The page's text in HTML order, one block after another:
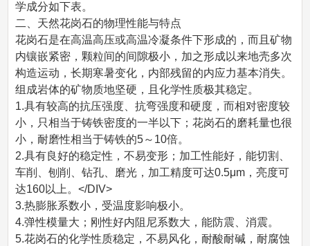
学成分如下表。
二、天然花岗石的物理性能与特点
花岗石是在高温高压或高温冷凝条件下形成的，而且矿物
内镶嵌紧密，颗粒间的间隙极小，加之形成以来地壳多次
构造运动，长期寒暑变化，内部残留的内应力基本消失。
组成岩体的矿物质地坚硬，且化学性质极其稳定。
1.具有较高的抗压强度、抗弯强度和硬度，而相对密度较
小，只相当于铸铁密度的一半以下；花岗石的磨耗量也很
小，耐磨性相当于铸铁的5～10倍。
2.具有良好的稳定性，不易变形；加工性能好，能切割、
车削、刨削、钻孔、磨光，加工精度可达0.5μm，亮度可
达160以上。</DIV>
3.热膨胀系数小，受温度影响极小。
4.弹性模量大；刚性好内阻尼系数大，能防震、消震。
5.花岗石的化学性质稳定，不易风化，耐酸耐碱，耐腐蚀